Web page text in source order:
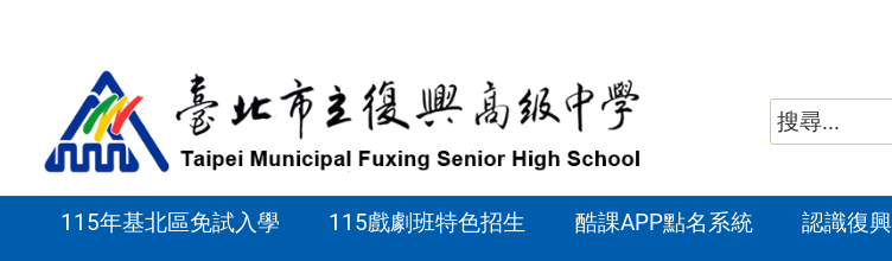
115年基北區免試入學 115戲劇班特色招生 酷課APP點名系統 認識復興